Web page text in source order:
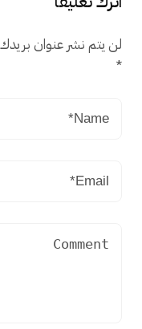
لن يتم نشر عنوان بريدك
*